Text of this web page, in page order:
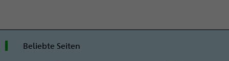
Beliebte Seiten